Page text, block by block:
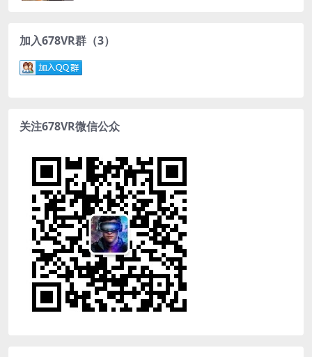
加入678VR群（3）
关注678VR微信公众